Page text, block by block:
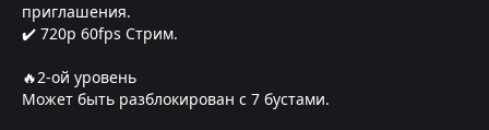
приглашения.
✔️ 720p 60fps Стрим.
🔥2-ой уровень
Может быть разблокирован с 7 бустами.